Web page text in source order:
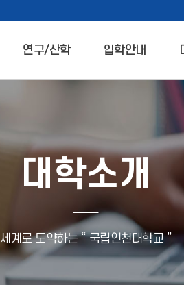
연구/산학 입학안내
대학소개
세계로 도약하는 “ 국립인천대학교 ”